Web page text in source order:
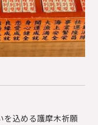
を込める護摩木祈願